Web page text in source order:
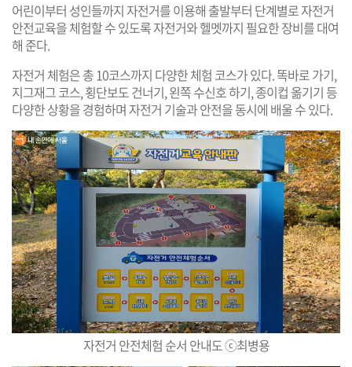
어린이부터 성인들까지 자전거를 이용해 출발부터 단계별로 자전거
안전교육을 체험할 수 있도록 자전거와 헬멧까지 필요한 장비를 대여
해 준다.
자전거 체험은 총 10코스까지 다양한 체험 코스가 있다. 똑바로 가기,
지그재그 코스, 횡단보도 건너기, 왼쪽 수신호 하기, 종이컵 옮기기 등
다양한 상황을 경험하며 자전거 기술과 안전을 동시에 배울 수 있다.
자전거 안전체험 순서 안내도 ⓒ최병용